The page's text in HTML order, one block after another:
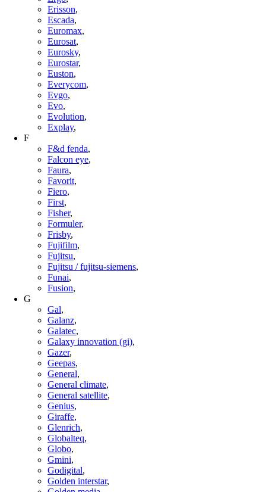
Erisson,
Escada,
Euromax,
Eurosat,
Eurosky,
Eurostar,
Euston,
Everycom,
Evgo,
Evo,
Evolution,
Explay,
F
F&d fenda,
Falcon eye,
Faura,
Favorit,
Fiero,
First,
Fisher,
Formuler,
Frisby,
Fujifilm,
Fujitsu,
Fujitsu / fujitsu-siemens,
Funai,
Fusion,
G
Gal,
Galanz,
Galatec,
Galaxy innovation (gi),
Gazer,
Geepas,
General,
General climate,
General satellite,
Genius,
Giraffe,
Glenrich,
Globalteq,
Globo,
Gmini,
Godigital,
Golden interstar,